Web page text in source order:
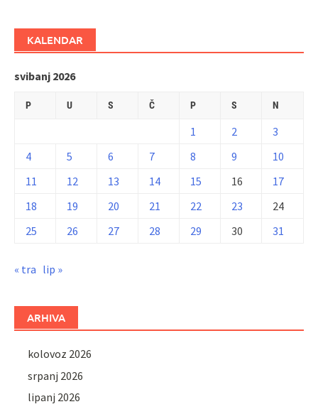
KALENDAR
svibanj 2026
P U S Č P S N
1 2
3
4
5 6 7 8 9
10
11
12 13 14 15 16
17
18
19 20 21 22 23
24
25
26 27 28 29 30 31
« tra lip »
ARHIVA
kolovoz 2026
srpanj 2026
lipanj 2026